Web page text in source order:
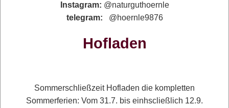
einen mobilen Hühnerstall
NDR/ extra 3:Klappe dieZweite: Realer Irrsinn:
Klappe dieDritte: Blockade im Amt
Instagram: @naturguthoernle
telegram: @hoernle9876
Hofladen
Sommerschließzeit Hofladen die kompletten
Sommerferien: Vom 31.7. bis einhscließlich 12.9.